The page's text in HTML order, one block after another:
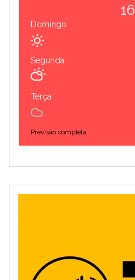
16
Domingo
Segunda
Terça
Previsão completa